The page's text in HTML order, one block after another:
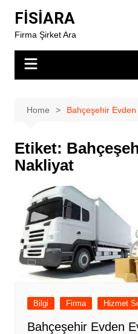
content
FİSİARA
Firma Şirket Ara
Home Bahçeşehir
Etiket:
Nakliyat
Bilgi Firma Hizmet
Bahçeşehir Evden